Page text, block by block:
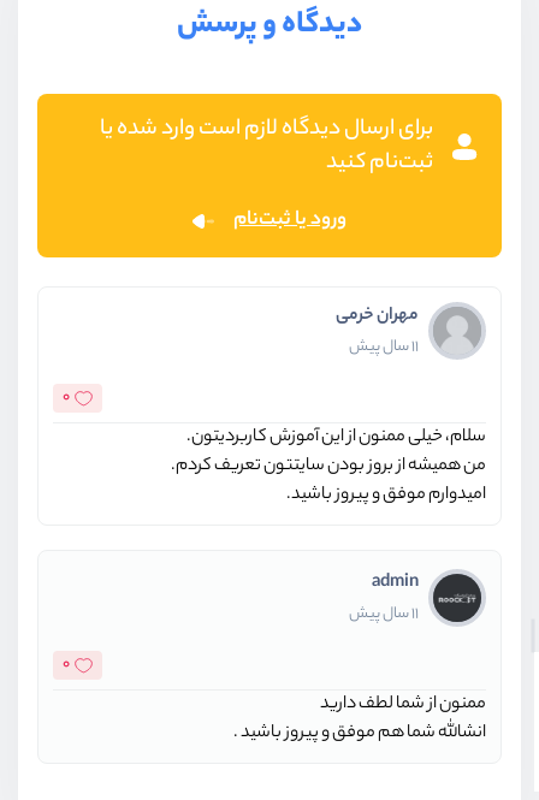
دیدگاه و پرسش
برای ارسال دیدگاه لازم است وارد شده یا
ثبت‌نام کنید
ورود یا ثبت‌نام
مهران خرمی
11 سال پیش
0
سلام، خیلی ممنون از این آموزش کاربردیتون.
من همیشه از بروز بودن سایتتون تعریف کردم.
امیدوارم موفق و پیروز باشید.
admin
11 سال پیش
0
ممنون از شما لطف دارید
انشالله شما هم موفق و پیروز باشید .